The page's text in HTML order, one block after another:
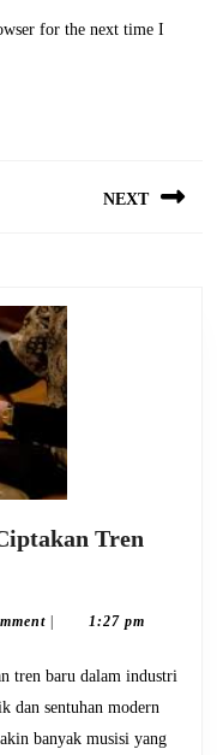
for the next time I
NEXT
Tren
1:27 pm
dan sentuhan modern
banyak musisi yang